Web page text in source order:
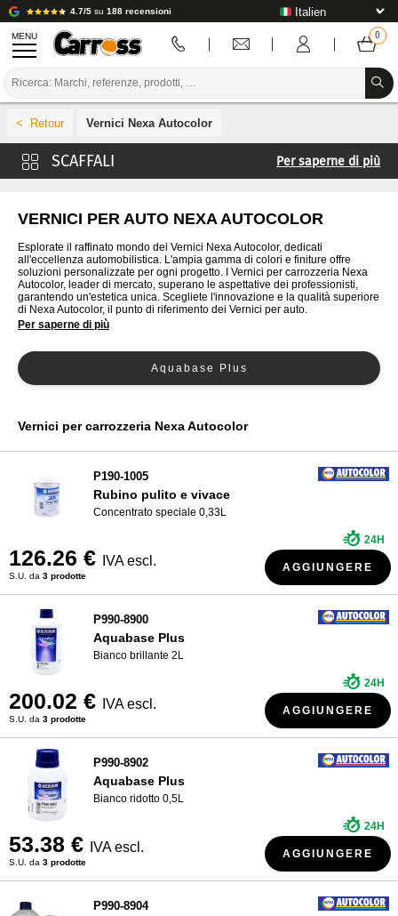
4.7/5 su 188 recensioni
MENU
MATERIALI DI CONSUMO PER LA CARROZZERIA
STRUMENTI PER LA CARROZZERIA
ATTREZZATURE PER CARROZZERIA
MARCHE
INSTALLAZIONE IN LABORATORIO
TUTORIAL E CONSIGLI
CHI SIAMO?
Vernici Nexa Autocolor
Vernici Cromax
Verniciatura De Beer
Vernici Glasurit
Verniciatura Ixell
Vernici Lechler
MaxMeyer Vernici
Vernici R-M
Vernici Sikkens
Vernici di Spies Hecker
Vernici Standox
Per saperne di più
VERNICI PER AUTO NEXA AUTOCOLOR
Esplorate il raffinato mondo dei Vernici Nexa Autocolor, dedicati
all'eccellenza automobilistica. L'ampia gamma di colori e finiture offre
soluzioni personalizzate per ogni progetto. I Vernici per carrozzeria Nexa
Autocolor, leader di mercato, superano le aspettative dei professionisti,
garantendo un'estetica unica. Scegliete l'innovazione e la qualità superiore
di Nexa Autocolor, il punto di riferimento dei Vernici per auto.
Per saperne di più
Aquabase Plus
Vernici per carrozzeria Nexa Autocolor
P190-1005
Rubino pulito e vivace
Concentrato speciale 0,33L
126.26 € IVA escl.
S.U. da 3 prodotte
24H
AGGIUNGERE
P990-8900
Aquabase Plus
Bianco brillante 2L
200.02 € IVA escl.
S.U. da 3 prodotte
24H
AGGIUNGERE
P990-8902
Aquabase Plus
Bianco ridotto 0,5L
53.38 € IVA escl.
S.U. da 3 prodotte
24H
AGGIUNGERE
P990-8904